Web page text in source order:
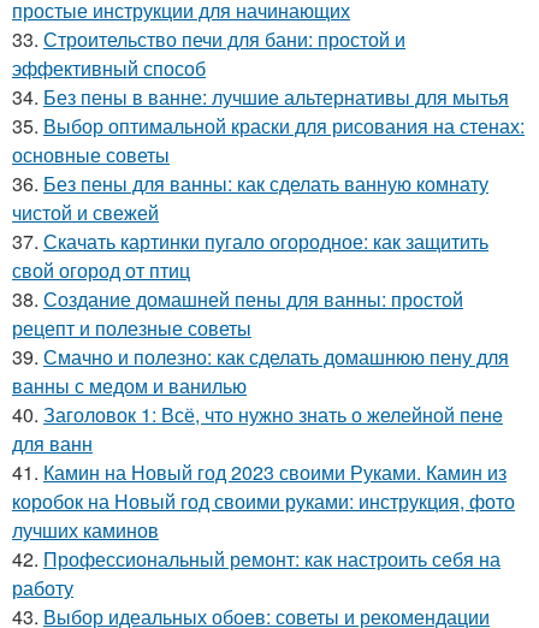
простые инструкции для начинающих
33. Строительство печи для бани: простой и
эффективный способ
34. Без пены в ванне: лучшие альтернативы для мытья
35. Выбор оптимальной краски для рисования на стенах:
основные советы
36. Без пены для ванны: как сделать ванную комнату
чистой и свежей
37. Скачать картинки пугало огородное: как защитить
свой огород от птиц
38. Создание домашней пены для ванны: простой
рецепт и полезные советы
39. Смачно и полезно: как сделать домашнюю пену для
ванны с медом и ванилью
40. Заголовок 1: Всё, что нужно знать о желейной пенe
для ванн
41. Камин на Новый год 2023 своими Руками. Камин из
коробок на Новый год своими руками: инструкция, фото
лучших каминов
42. Профессиональный ремонт: как настроить себя на
работу
43. Выбор идеальных обоев: советы и рекомендации